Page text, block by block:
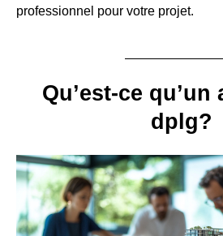
professionnel pour votre projet.
Qu’est-ce
dplg?